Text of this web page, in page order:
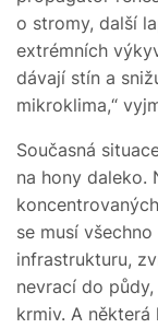
o stromy, další
extrémních
dávají stín a
mikroklima,“
Současná
na hony daleko.
se musí
infrastrukturu,
nevrací do
krmiv. A